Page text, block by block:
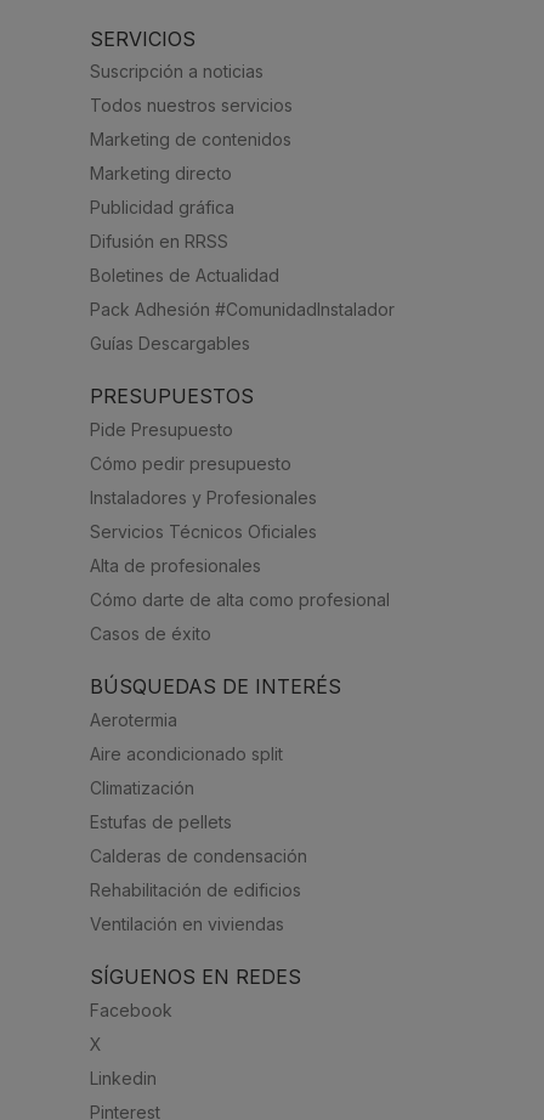
SERVICIOS
Suscripción a noticias
Todos nuestros servicios
Marketing de contenidos
Marketing directo
Publicidad gráfica
Difusión en RRSS
Boletines de Actualidad
Pack Adhesión #ComunidadInstalador
Guías Descargables
PRESUPUESTOS
Pide Presupuesto
Cómo pedir presupuesto
Instaladores y Profesionales
Servicios Técnicos Oficiales
Alta de profesionales
Cómo darte de alta como profesional
Casos de éxito
BÚSQUEDAS DE INTERÉS
Aerotermia
Aire acondicionado split
Climatización
Estufas de pellets
Calderas de condensación
Rehabilitación de edificios
Ventilación en viviendas
SÍGUENOS EN REDES
Facebook
X
Linkedin
Pinterest